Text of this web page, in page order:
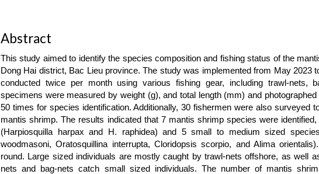
Abstract
This study aimed to identify the species composition and fishing status of the
Dong Hai district, Bac Lieu province. The study was implemented from May 2023
conducted twice per month using various fishing gear, including trawl-nets,
specimens were measured by weight (g), and total length (mm) and
50 times for species identification. Additionally, 30 fishermen were also surveyed
mantis shrimp. The results indicated that 7 mantis shrimp species were
(Harpiosquilla harpax and H. raphidea) and 5 small to medium sized
woodmasoni, Oratosquillina interrupta, Cloridopsis scorpio, and Alima
round. Large sized individuals are mostly caught by trawl-nets offshore, as well
nets and bag-nets catch small sized individuals. The number of mantis